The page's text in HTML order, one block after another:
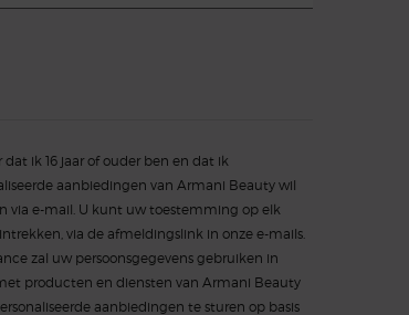
dat ik 16 jaar of ouder ben en dat ik
aanbiedingen van Armani Beauty wil
via e-mail. U kunt uw toestemming op elk
via de afmeldingslink in onze e-mails.
zal uw persoonsgegevens gebruiken in
producten en diensten van Armani Beauty
aanbiedingen te sturen op basis